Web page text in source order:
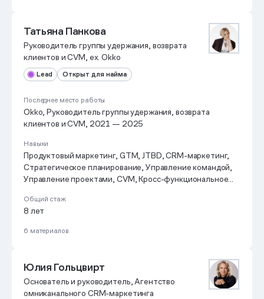
Татьяна Панкова
Руководитель группы удержания, возврата
клиентов и CVM, ex. Okko
Lead Открыт для найма
Последнее место работы
Okko, Руководитель группы удержания, возврата
клиентов и CVM, 2021 — 2025
Общий стаж
8 лет
Навыки
Продуктовый маркетинг, GTM, JTBD, CRM-маркетинг,
Стратегическое планирование, Управление командой,
Управление проектами, CVM, Кросс-функциональное
Бизнес-анализ, Agile, Наставничество, Управление
ожиданиями, Управление рисками, Data-mindset,
Системное мышление
6 материалов
Юлия Гольцвирт
Основатель и руководитель, Агентство
омниканального CRM-маркетинга